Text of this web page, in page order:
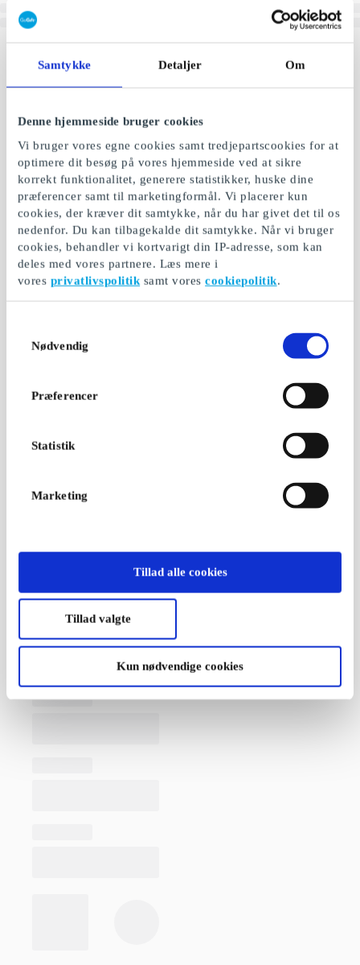
Samtykke Detaljer Om
Denne hjemmeside bruger cookies
Vi bruger vores egne cookies samt tredjepartscookies for at
optimere dit besøg på vores hjemmeside ved at sikre
korrekt funktionalitet, generere statistikker, huske dine
præferencer samt til marketingformål. Vi placerer kun
cookies, der kræver dit samtykke, når du har givet det til os
nedenfor. Du kan tilbagekalde dit samtykke. Når vi bruger
cookies, behandler vi kortvarigt din IP-adresse, som kan
deles med vores partnere. Læs mere i
vores privatlivspolitik samt vorescookiepolitik.
Nødvendig
Præferencer
Statistik
Marketing
Tillad alle cookies
Tillad valgte
Kun nødvendige cookies